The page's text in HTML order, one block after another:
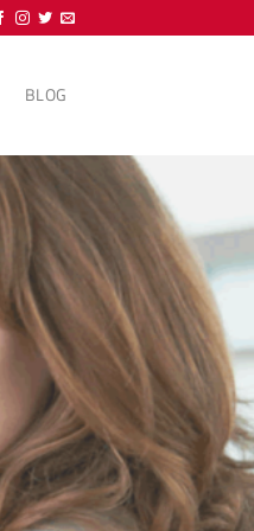
BLOG